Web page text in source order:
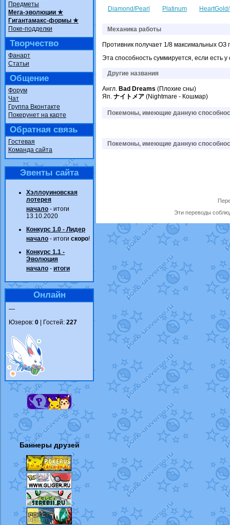
Предметы
Мега-эволюции ★
Гигантамакс-формы ★
Поке-подделки
Творчество
Фанарт
Статьи
Общение
Форум
Чат
Группа Вконтакте
Покерунет на карте
Обратная связь
Гостевая
Команда сайта
Эвенты сайта
Хэллоуиновская
лотерея
начало - итоги
13.10.2020
Конкурс 1.0 - Лидер
начало - итоги скоро!
Конкурс 1.1 -
Эволюция
начало - итоги
Онлайн
—
Юзеров: 0 | Гостей: 227
Баннеры друзей
Diamond/Pearl Platinum
Механика работы
Противник получает 1/8 максимальных ОЗ
Эта способность суммируется, если есть у
Другие названия
Англ. Bad Dreams (Плохие сны)
Яп. ナイトメア (Nightmare - Кошмар)
Покемоны, имеющие данную
Покемоны, имеющие данную
Эти переводы